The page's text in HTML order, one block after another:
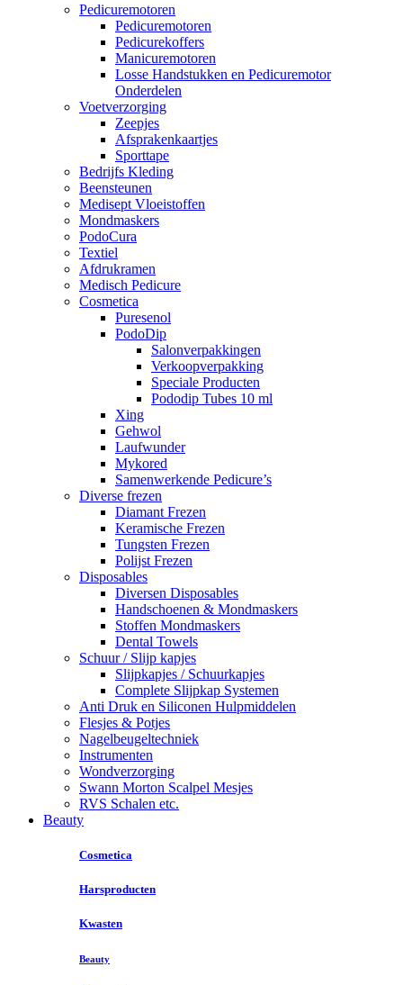
Pedicuremotoren
Pedicuremotoren
Pedicurekoffers
Manicuremotoren
Losse Handstukken en Pedicuremotor
Onderdelen
Voetverzorging
Zeepjes
Afsprakenkaartjes
Sporttape
Bedrijfs Kleding
Beensteunen
Medisept Vloeistoffen
Mondmaskers
PodoCura
Textiel
Afdrukramen
Medisch Pedicure
Cosmetica
Puresenol
PodoDip
Salonverpakkingen
Verkoopverpakking
Speciale Producten
Pododip Tubes 10 ml
Xing
Gehwol
Laufwunder
Mykored
Samenwerkende Pedicure’s
Diverse frezen
Diamant Frezen
Keramische Frezen
Tungsten Frezen
Polijst Frezen
Disposables
Diversen Disposables
Handschoenen & Mondmaskers
Stoffen Mondmaskers
Dental Towels
Schuur / Slijp kapjes
Slijpkapjes / Schuurkapjes
Complete Slijpkap Systemen
Anti Druk en Siliconen Hulpmiddelen
Flesjes & Potjes
Nagelbeugeltechniek
Instrumenten
Wondverzorging
Swann Morton Scalpel Mesjes
RVS Schalen etc.
Beauty
Cosmetica
Harsproducten
Kwasten
Beauty